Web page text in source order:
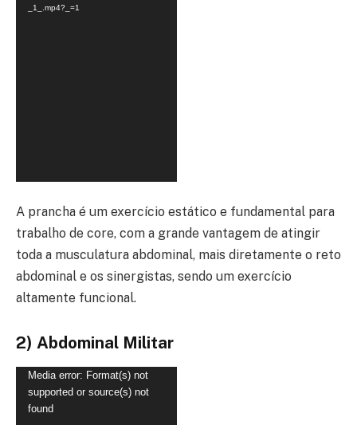
_1_.mp4?_=1
A prancha é um exercício estático e fundamental para
trabalho de core, com a grande vantagem de atingir
toda a musculatura abdominal, mais diretamente o reto
abdominal e os sinergistas, sendo um exercício
altamente funcional.
2) Abdominal Militar
Tocador
de
Media error: Format(s) not
supported or source(s) not
found